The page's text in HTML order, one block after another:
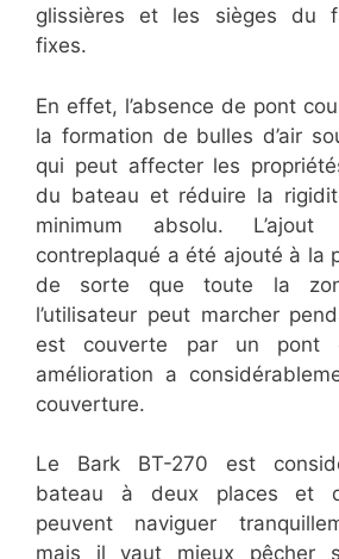
glissières et les sièges du
fixes.
En effet, l’absence de pont
la formation de bulles d’air
qui peut affecter les
du bateau et réduire la
minimum absolu.
contreplaqué a été ajouté à la
de sorte que toute la
l’utilisateur peut marcher
est couverte par un pont
amélioration a
couverture.
Le Bark BT-270 est
bateau à deux places et
peuvent naviguer
mais il vaut mieux pêcher